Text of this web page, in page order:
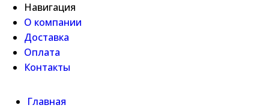
Навигация
О компании
Доставка
Оплата
Контакты
Главная